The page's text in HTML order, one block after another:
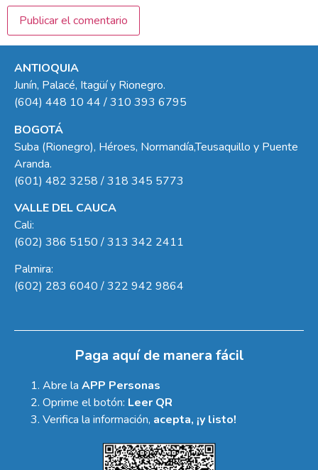
ANTIOQUIA
Junín, Palacé, Itagüí y Rionegro.
(604) 448 10 44 / 310 393 6795
BOGOTÁ
Suba (Rionegro), Héroes, Normandía,Teusaquillo y Puente
Aranda.
(601) 482 3258 / 318 345 5773
VALLE DEL CAUCA
Cali:
(602) 386 5150 / 313 342 2411
Palmira:
(602) 283 6040 / 322 942 9864
Paga aquí de manera fácil
Abre la APP Personas
Oprime el botón: Leer QR
Verifica la información, acepta, ¡y listo!